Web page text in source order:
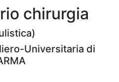
chirurgia
Universitaria di